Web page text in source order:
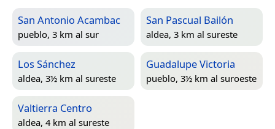
San Antonio Acambac
pueblo, 3 km al sur
San Pascual Bailón
aldea, 3 km al sureste
Los Sánchez
aldea, 3½ km al sureste
Guadalupe Victoria
pueblo, 3½ km al suroeste
Valtierra Centro
aldea, 4 km al sureste